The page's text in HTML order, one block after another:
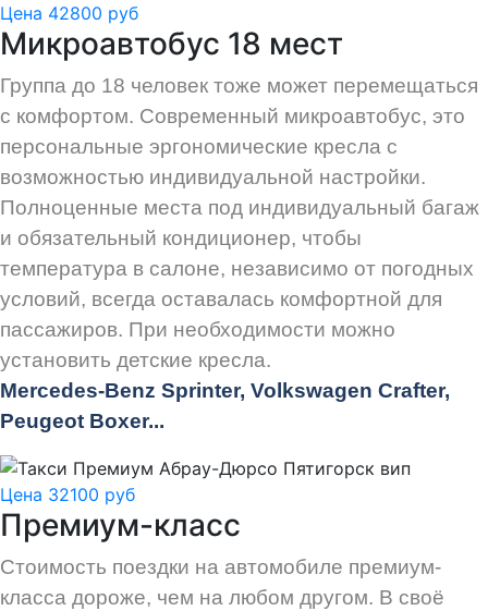
Цена 42800 руб
Микроавтобус 18 мест
Группа до 18 человек тоже может перемещаться
с комфортом. Современный микроавтобус, это
персональные эргономические кресла с
возможностью индивидуальной настройки.
Полноценные места под индивидуальный багаж
и обязательный кондиционер, чтобы
температура в салоне, независимо от погодных
условий, всегда оставалась комфортной для
пассажиров. При необходимости можно
установить детские кресла.
Mercedes-Benz Sprinter, Volkswagen Crafter,
Peugeot Boxer...
Цена 32100 руб
Премиум-класс
Стоимость поездки на автомобиле премиум-
класса дороже, чем на любом другом. В своё